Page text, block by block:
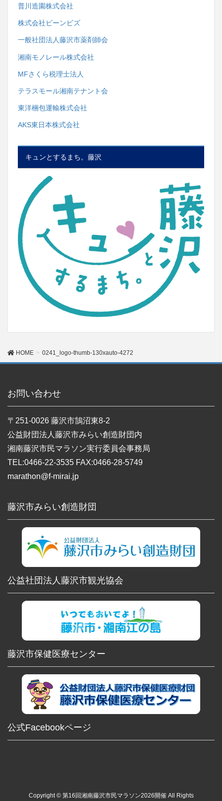
普川造園株式会社
株式会社ビーンビズ
一般社団法人藤沢市薬剤師会
湘南モノレール株式会社
MFさくら税理士法人
テラスモール湘南テナント会
東洋梱包運輸株式会社
AKS東日本株式会社
キュンとするまち。藤沢
HOME 0241_logo-thumb-130xauto-4272
お問い合わせ
〒251-0026 藤沢市鵠沼東8-2
公益財団法人藤沢市みらい創造財団内
湘南藤沢市民マラソン実行委員会事務局
TEL:0466-22-3535 FAX:0466-28-5749
marathon@f-mirai.jp
藤沢市みらい創造財団
公益社団法人藤沢市観光協会
藤沢市保健医療センター
公式Facebookページ
Copyright © 第16回湘南藤沢市民マラソン2026開催 All Rights